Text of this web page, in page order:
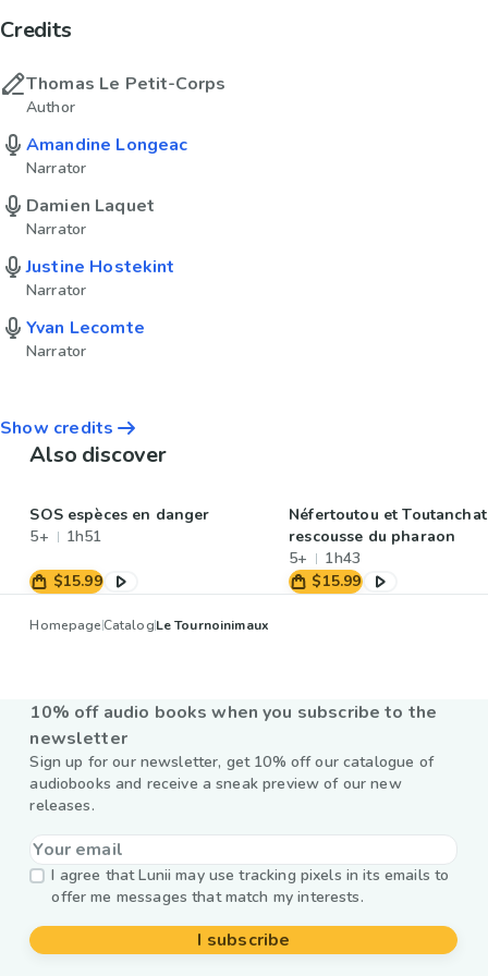
Credits
Thomas Le Petit-Corps
Author
Amandine Longeac
Narrator
Damien Laquet
Narrator
Justine Hostekint
Narrator
Yvan Lecomte
Narrator
Show credits
Also discover
SOS espèces en danger
5+
1h51
$15.99
Néfertoutou et
rescousse du pharaon
5+
1h43
$15.99
HomepageCatalogLe Tournoinimaux
10% off audio books when you subscribe to the
newsletter
Sign up for our newsletter, get 10% off our catalogue of
audiobooks and receive a sneak preview of our new
releases.
I agree that Lunii may use tracking pixels in its emails to
offer me messages that match my interests.
I subscribe